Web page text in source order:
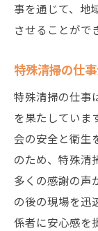
事を通じて、地
させることがで
特殊清掃の仕
特殊清掃の仕事
を果たしていま
会の安全と衛生
のため、特殊清
多くの感謝の声
の後の現場を迅
係者に安心感を